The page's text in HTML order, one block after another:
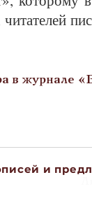
в журнале
и